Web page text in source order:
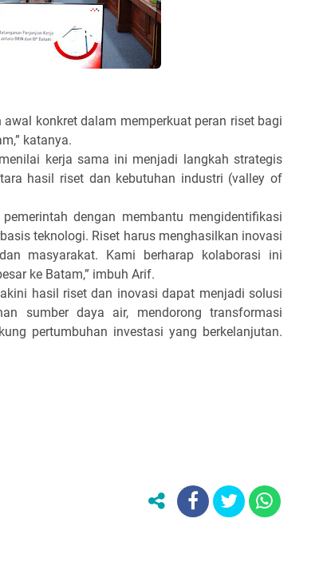
konkret dalam memperkuat peran riset bagi
katanya.
kerja sama ini menjadi langkah strategis
hasil riset dan kebutuhan industri (valley of
dengan membantu mengidentifikasi
teknologi. Riset harus menghasilkan inovasi
masyarakat. Kami berharap kolaborasi ini
ke Batam,” imbuh Arif.
hasil riset dan inovasi dapat menjadi solusi
sumber daya air, mendorong transformasi
pertumbuhan investasi yang berkelanjutan.